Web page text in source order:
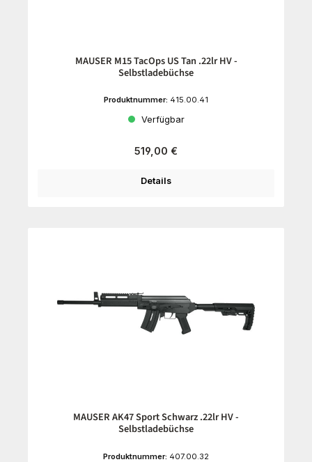
MAUSER M15 TacOps US Tan .22lr HV -
Selbstladebüchse
Produktnummer: 415.00.41
Verfügbar
Regulärer Preis:
519,00 €
Details
MAUSER AK47 Sport Schwarz .22lr HV -
Selbstladebüchse
Produktnummer: 407.00.32